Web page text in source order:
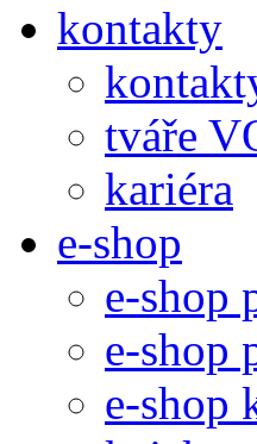
kontakty
tváře
kariéra
e-shop
e-shop
e-shop
e-shop